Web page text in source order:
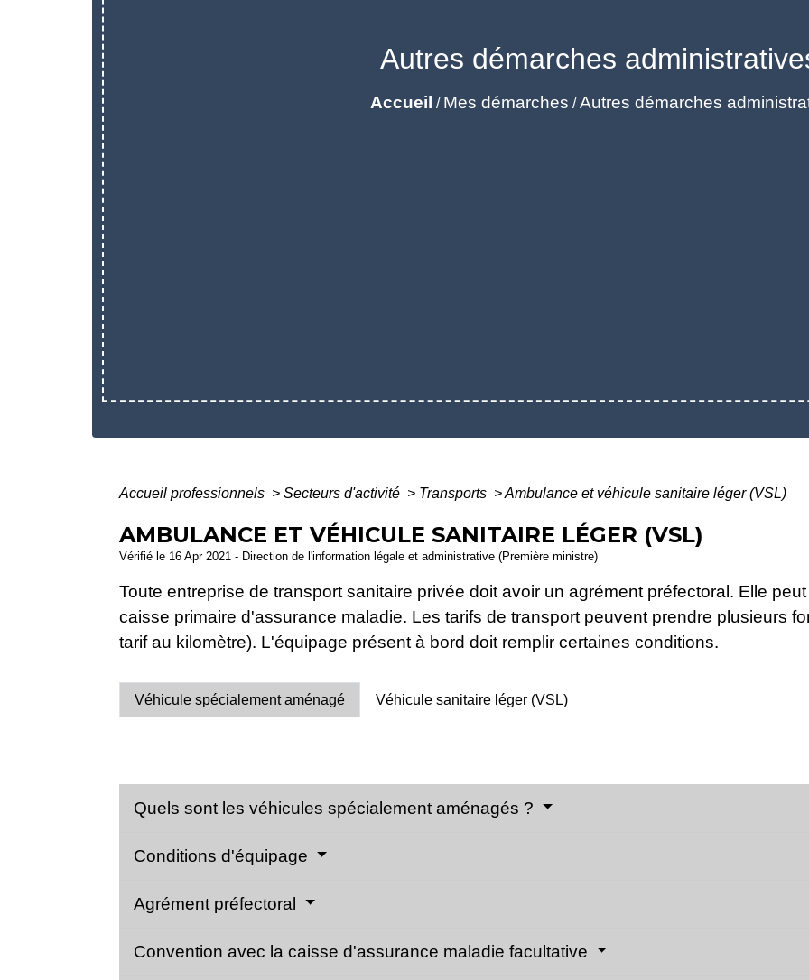
Autres démarches
Accueil / Mes démarches /Autres démarches
Accueil professionnels > Secteurs d'activité > Transports >Ambulance et véhicule sanitaire léger (VSL)
AMBULANCE ET VÉHICULE SANITAIRE LÉGER (VSL)
Vérifié le 16 Apr 2021 - Direction de l'information légale et administrative (Première ministre)
Toute entreprise de transport sanitaire privée doit avoir un agrément préfectoral. Elle
caisse primaire d'assurance maladie. Les tarifs de transport peuvent prendre plusieurs
tarif au kilomètre). L'équipage présent à bord doit remplir certaines conditions.
Véhicule spécialement aménagé Véhicule sanitaire léger (VSL)
Quels sont les véhicules spécialement aménagés ?
Conditions d'équipage
Agrément préfectoral
Convention avec la caisse d'assurance maladie facultative